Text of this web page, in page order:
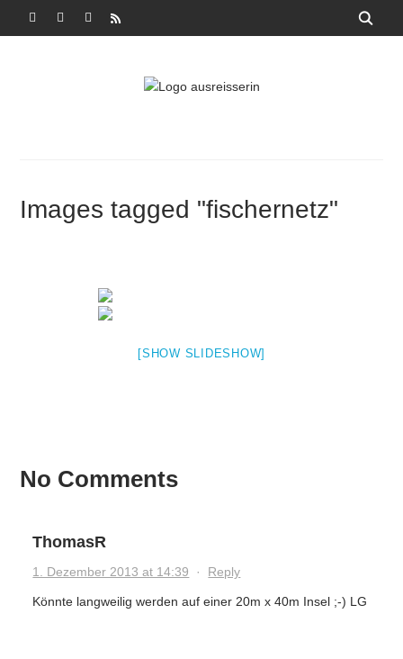
FACEBOOK2
INSTAGRAM
PINTEREST
RSS
Images tagged "fischernetz"
[SHOW SLIDESHOW]
No Comments
ThomasR
1. Dezember 2013 at 14:39 · Reply
Könnte langweilig werden auf einer 20m x 40m Insel ;-) LG